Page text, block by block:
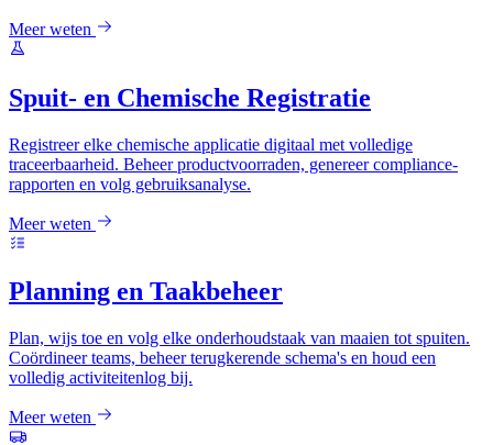
Meer weten
Spuit- en Chemische Registratie
Registreer elke chemische applicatie digitaal met volledige
traceerbaarheid. Beheer productvoorraden, genereer compliance-
rapporten en volg gebruiksanalyse.
Meer weten
Planning en Taakbeheer
Plan, wijs toe en volg elke onderhoudstaak van maaien tot spuiten.
Coördineer teams, beheer terugkerende schema's en houd een
volledig activiteitenlog bij.
Meer weten